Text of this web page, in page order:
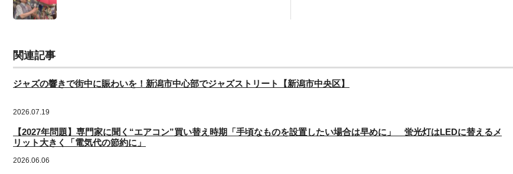
関連記事
ジャズの響きで街中に賑わいを！新潟市中心部でジャズストリート【新潟市中央区】
2026.07.19
【2027年問題】専門家に聞く“エアコン”買い替え時期「手頃なものを設置したい場合は早めに」 蛍光灯はLEDに替えるメ
リット大きく「電気代の節約に」
2026.06.06